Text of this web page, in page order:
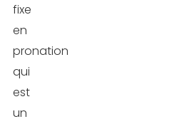
fixe
en
pronation
qui
est
un